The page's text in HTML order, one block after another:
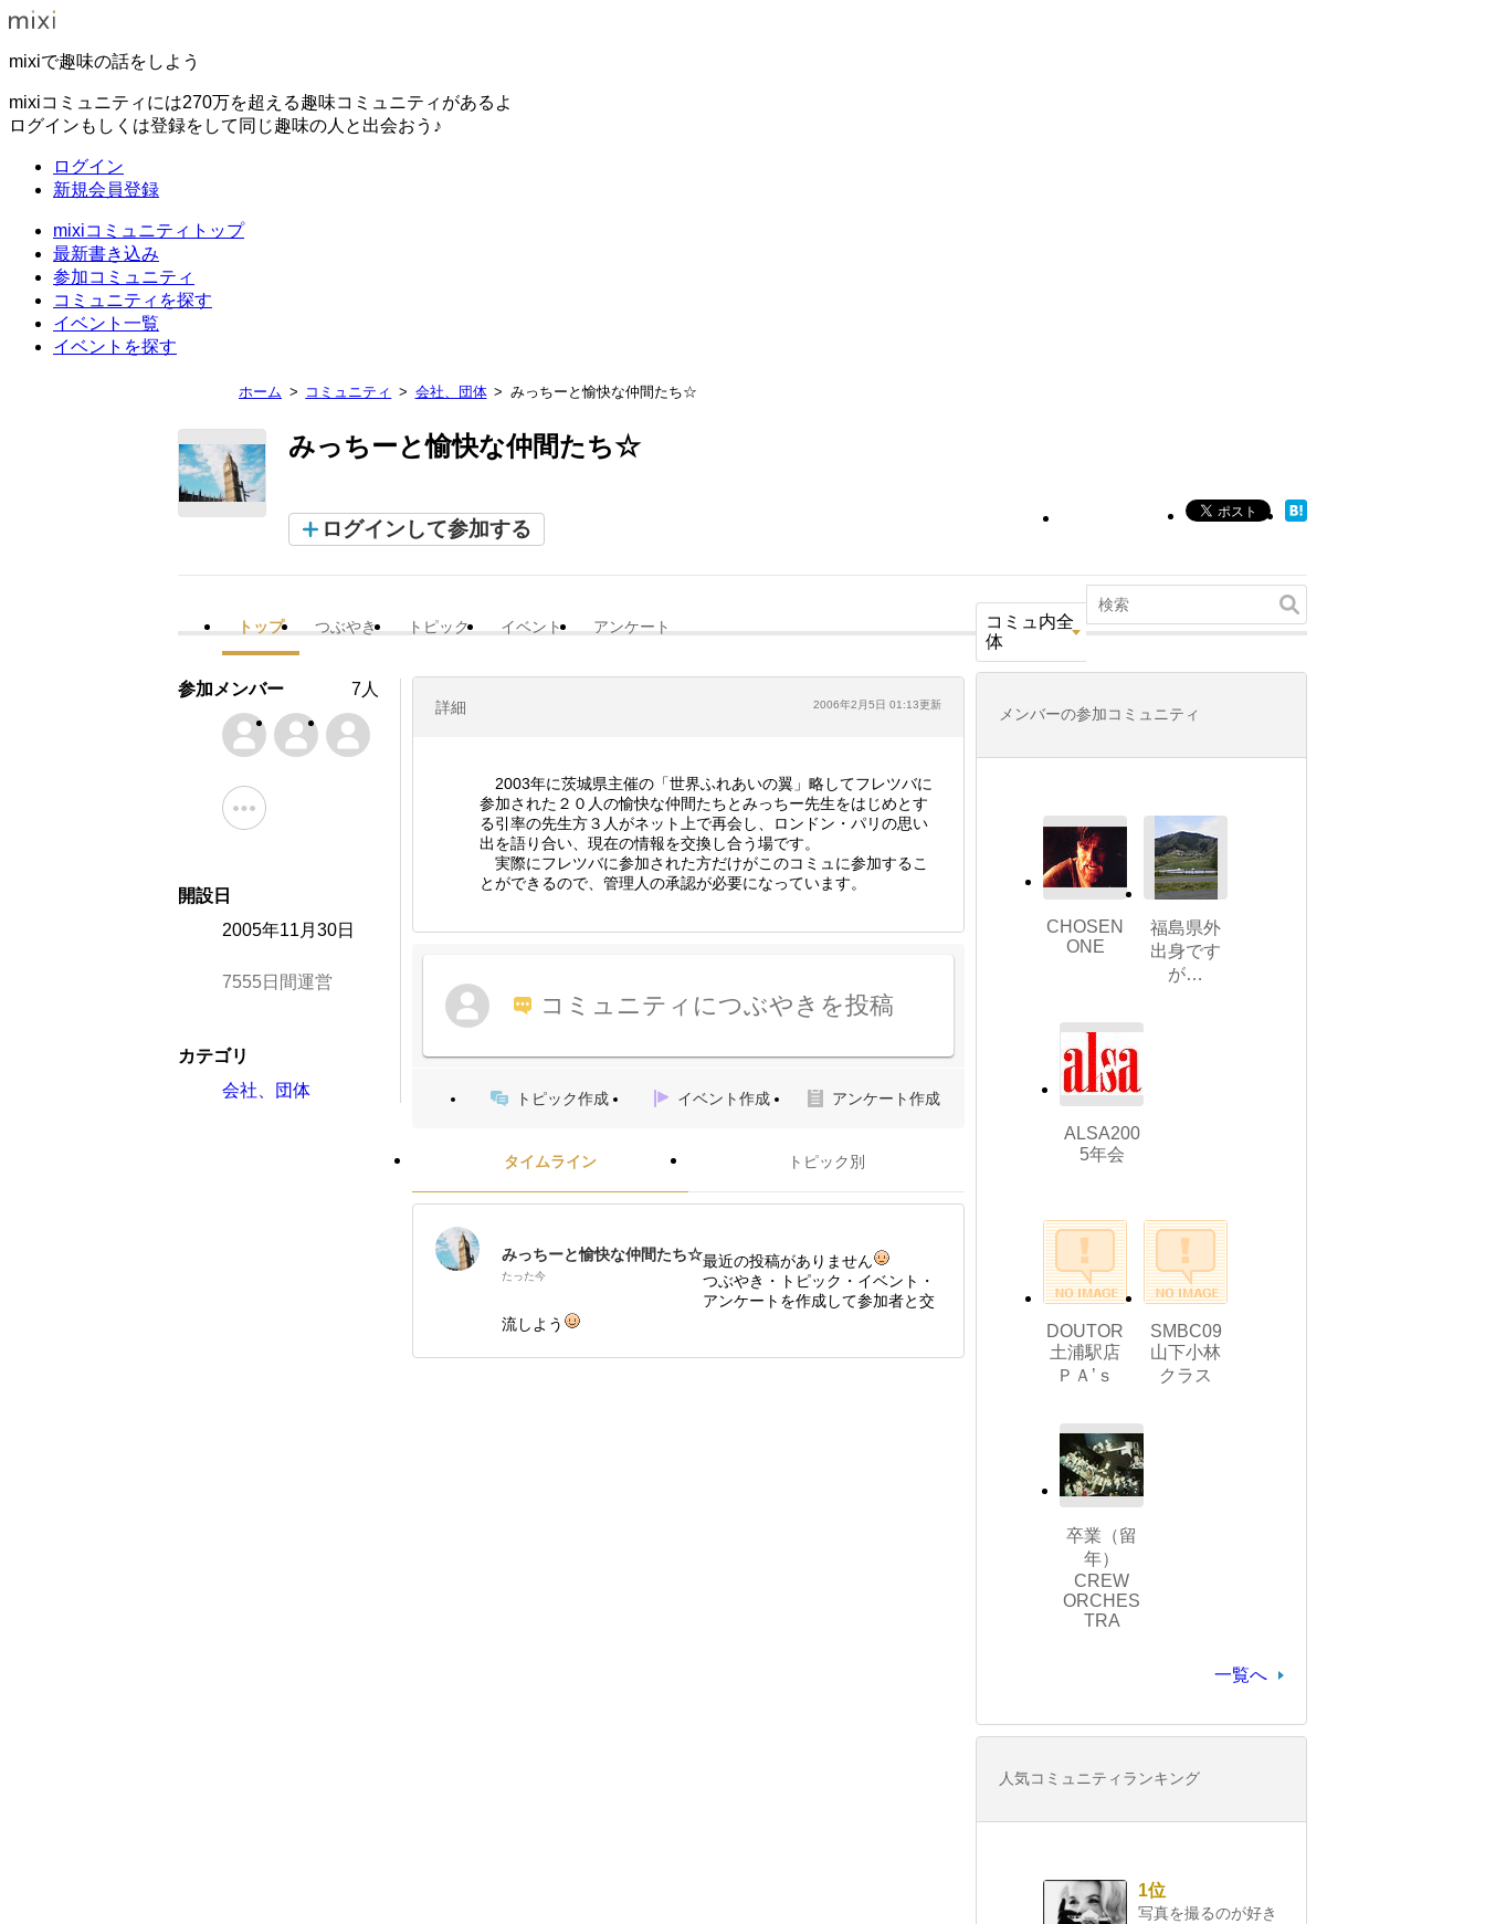
mixiで趣味の話をしよう
mixiコミュニティには270万を超える趣味コミュニティがあるよ
ログインもしくは登録をして同じ趣味の人と出会おう♪
ログイン
新規会員登録
mixiコミュニティトップ
最新書き込み
参加コミュニティ
コミュニティを探す
イベント一覧
イベントを探す
ホーム コミュニティ 会社、団体 みっちーと愉快な仲間たち☆
みっちーと愉快な仲間たち☆
ログインして参加する
トップ つぶやき トピック イベント アンケート
コミュ内全
体
詳細 2006年2月5日 01:13更新
2003年に茨城県主催の「世界ふれあいの翼」略してフレツバに
参加された２０人の愉快な仲間たちとみっちー先生をはじめとす
る引率の先生方３人がネット上で再会し、ロンドン・パリの思い
出を語り合い、現在の情報を交換し合う場です。
実際にフレツバに参加された方だけがこのコミュに参加するこ
とができるので、管理人の承認が必要になっています。
コミュニティにつぶやきを投稿
トピック作成 イベント作成 アンケート作成
タイムライン トピック別
みっちーと愉快な仲間たち☆
たった今
最近の投稿がありません
つぶやき・トピック・イベント・
アンケートを作成して参加者と交
流しよう
参加メンバー 7人
開設日
2005年11月30日
7555日間運営
カテゴリ
会社、団体
メンバーの参加コミュニティ
CHOSEN
ONE
福島県外
出身です
が…
ALSA200
5年会
DOUTOR
土浦駅店
ＰＡ’ｓ
SMBC09
山下小林
クラス
卒業（留
年）
CREW
ORCHES
TRA
一覧へ
人気コミュニティランキング
1位
写真を撮るのが好き